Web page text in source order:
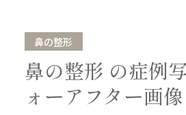
鼻の整形
鼻の整形 の症例
ォーアフター画像